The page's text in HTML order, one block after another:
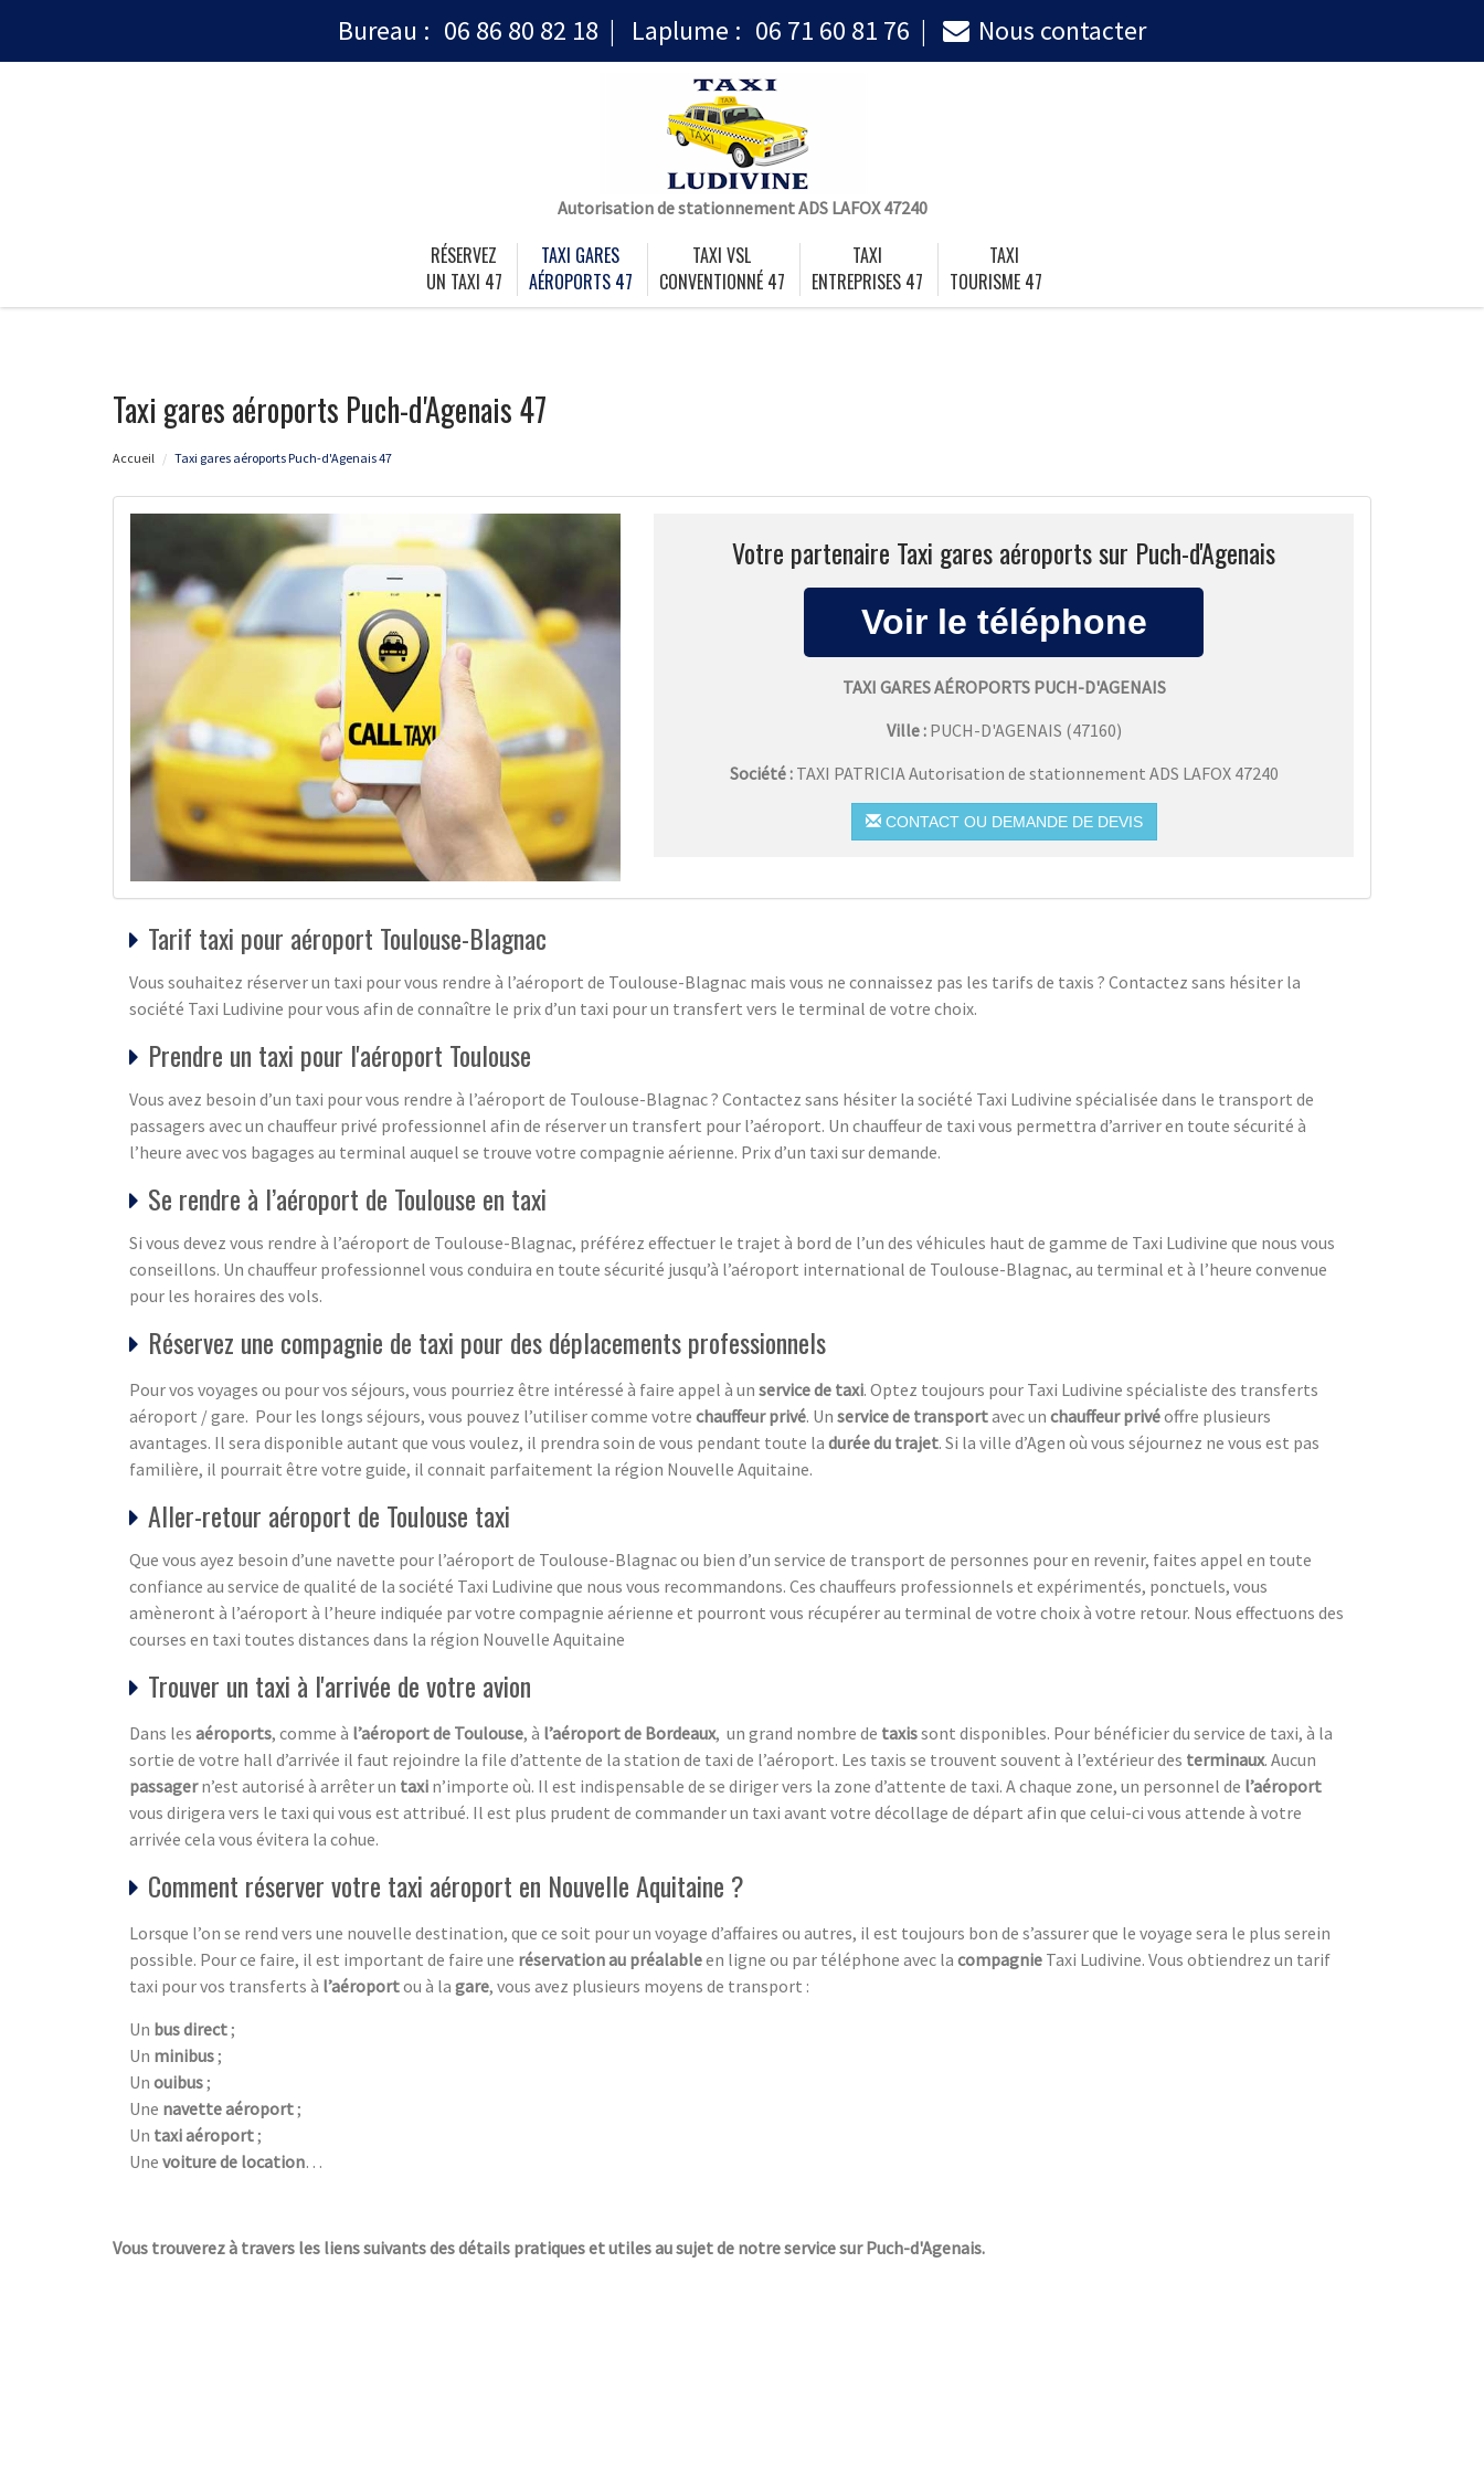
Bureau : 06 86 80 82 18 Laplume : 06 71 60 81 76 Nous contacter
Autorisation de stationnement ADS LAFOX 47240
RÉSERVEZ
UN TAXI 47
TAXI GARES
AÉROPORTS 47
TAXI VSL
CONVENTIONNÉ 47
TAXI
ENTREPRISES 47
TAXI
TOURISME 47
Taxi gares aéroports Puch-d'Agenais 47
Accueil Taxi gares aéroports Puch-d'Agenais 47
Votre partenaire Taxi gares aéroports sur Puch-d'Agenais
TAXI GARES AÉROPORTS PUCH-D'AGENAIS
Ville : PUCH-D'AGENAIS (47160)
Société : TAXI PATRICIA Autorisation de stationnement ADS LAFOX 47240
CONTACT OU DEMANDE DE DEVIS
Tarif taxi pour aéroport Toulouse-Blagnac
Vous souhaitez réserver un taxi pour vous rendre à l’aéroport de Toulouse-Blagnac mais vous ne connaissez pas les tarifs de taxis ? Contactez sans hésiter la
société Taxi Ludivine pour vous afin de connaître le prix d’un taxi pour un transfert vers le terminal de votre choix.
Prendre un taxi pour l'aéroport Toulouse
Vous avez besoin d’un taxi pour vous rendre à l’aéroport de Toulouse-Blagnac ? Contactez sans hésiter la société Taxi Ludivine spécialisée dans le transport de
passagers avec un chauffeur privé professionnel afin de réserver un transfert pour l’aéroport. Un chauffeur de taxi vous permettra d’arriver en toute sécurité à
l’heure avec vos bagages au terminal auquel se trouve votre compagnie aérienne. Prix d’un taxi sur demande.
Se rendre à l’aéroport de Toulouse en taxi
Si vous devez vous rendre à l’aéroport de Toulouse-Blagnac, préférez effectuer le trajet à bord de l’un des véhicules haut de gamme de Taxi Ludivine que nous vous
conseillons. Un chauffeur professionnel vous conduira en toute sécurité jusqu’à l’aéroport international de Toulouse-Blagnac, au terminal et à l’heure convenue
pour les horaires des vols.
Réservez une compagnie de taxi pour des déplacements professionnels
Pour vos voyages ou pour vos séjours, vous pourriez être intéressé à faire appel à un service de taxi. Optez toujours pour Taxi Ludivine spécialiste des transferts
aéroport / gare. Pour les longs séjours, vous pouvez l’utiliser comme votre chauffeur privé. Un service de transportavec un chauffeur privéoffre plusieurs
avantages. Il sera disponible autant que vous voulez, il prendra soin de vous pendant toute la durée du trajet. Si la ville d’Agen où vous séjournez ne vous est pas
familière, il pourrait être votre guide, il connait parfaitement la région Nouvelle Aquitaine.
Aller-retour aéroport de Toulouse taxi
Que vous ayez besoin d’une navette pour l’aéroport de Toulouse-Blagnac ou bien d’un service de transport de personnes pour en revenir, faites appel en toute
confiance au service de qualité de la société Taxi Ludivine que nous vous recommandons. Ces chauffeurs professionnels et expérimentés, ponctuels, vous
amèneront à l’aéroport à l’heure indiquée par votre compagnie aérienne et pourront vous récupérer au terminal de votre choix à votre retour. Nous effectuons des
courses en taxi toutes distances dans la région Nouvelle Aquitaine
Trouver un taxi à l'arrivée de votre avion
Dans les aéroports, comme à l’aéroport de Toulouse, à l’aéroport de Bordeaux, un grand nombre de taxissont disponibles. Pour bénéficier du service de taxi, à la
sortie de votre hall d’arrivée il faut rejoindre la file d’attente de la station de taxi de l’aéroport. Les taxis se trouvent souvent à l’extérieur des terminaux. Aucun
passagern’est autorisé à arrêter un taxi n’importe où. Il est indispensable de se diriger vers la zone d’attente de taxi. A chaque zone, un personnel de l’aéroport
vous dirigera vers le taxi qui vous est attribué. Il est plus prudent de commander un taxi avant votre décollage de départ afin que celui-ci vous attende à votre
arrivée cela vous évitera la cohue.
Comment réserver votre taxi aéroport en Nouvelle Aquitaine ?
Lorsque l’on se rend vers une nouvelle destination, que ce soit pour un voyage d’affaires ou autres, il est toujours bon de s’assurer que le voyage sera le plus serein
possible. Pour ce faire, il est important de faire une réservation au préalableen ligne ou par téléphone avec la compagnie Taxi Ludivine. Vous obtiendrez un tarif
taxi pour vos transferts à l’aéroportou à la gare, vous avez plusieurs moyens de transport :
Un bus direct ;
Un minibus ;
Un ouibus ;
Une navette aéroport ;
Un taxi aéroport ;
Une voiture de location…
Vous trouverez à travers les liens suivants des détails pratiques et utiles au sujet de notre service sur Puch-d'Agenais.